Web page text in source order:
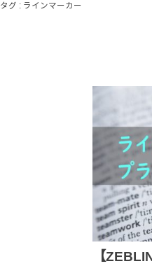
タグ : ラインマーカー
【